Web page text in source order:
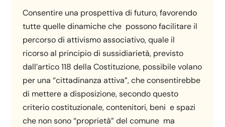
Consentire una prospettiva di futuro, favorendo
tutte quelle dinamiche che possono facilitare il
percorso di attivismo associativo, quale il
ricorso al principio di sussidiarietà, previsto
dall’artico 118 della Costituzione, possibile volano
per una “cittadinanza attiva”, che consentirebbe
di mettere a disposizione, secondo questo
criterio costituzionale, contenitori, beni e spazi
che non sono “proprietà” del comune ma